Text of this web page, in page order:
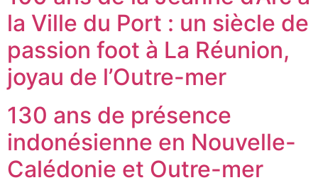
la Ville du Port : un siècle de
passion foot à La Réunion,
joyau de l’Outre-mer
130 ans de présence
indonésienne en Nouvelle-
Calédonie et Outre-mer